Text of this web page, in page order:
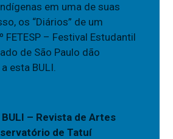
em uma de suas
os “Diários” de um
FETESP – Festival Estudantil
de São Paulo dão
esta BULI.
– Revista de Artes
de Tatuí